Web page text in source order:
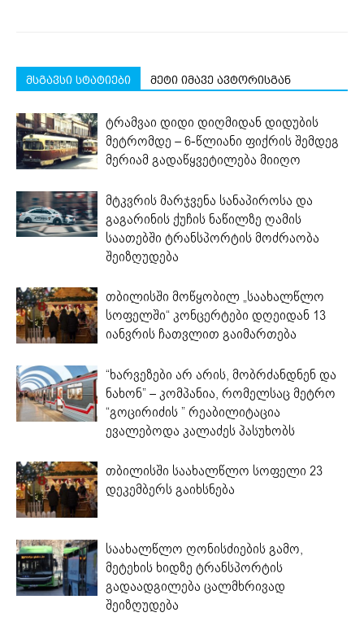
მსგავსი სტატიები მეტი იმავე ავტორისგან
ტრამვაი დიდი დიღმიდან დიდუბის
მეტრომდე – 6-წლიანი ფიქრის შემდეგ
მერიამ გადაწყვეტილება მიიღო
მტკვრის მარჯვენა სანაპიროსა და
გაგარინის ქუჩის ნაწილზე ღამის
საათებში ტრანსპორტის მოძრაობა
შეიზღუდება
თბილისში მოწყობილ „საახალწლო
სოფელში“ კონცერტები დღეიდან 13
იანვრის ჩათვლით გაიმართება
“ხარვეზები არ არის, მობრძანდნენ და
ნახონ” – კომპანია, რომელსაც მეტრო
“გოცირიძის ” რეაბილიტაცია
ევალებოდა კალაძეს პასუხობს
თბილისში საახალწლო სოფელი 23
დეკემბერს გაიხსნება
საახალწლო ღონისძიების გამო,
მეტეხის ხიდზე ტრანსპორტის
გადაადგილება ცალმხრივად
შეიზღუდება